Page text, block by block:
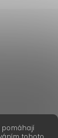
pomáhají